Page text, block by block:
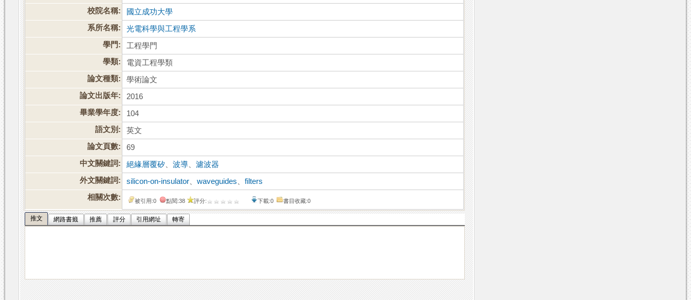
校院名稱:
國立成功大學
系所名稱:
光電科學與工程學系
學門:
工程學門
學類:
電資工程學類
論文種類:
學術論文
論文出版年:
2016
畢業學年度:
104
語文別:
英文
論文頁數:
69
中文關鍵詞:
絕緣層覆矽 、波導 、濾波器
外文關鍵詞:
silicon-on-insulator 、waveguides 、filters
相關次數:
被引用:0 點閱:38 評分: 下載:0 書目收藏:0
推文 網路書籤 推薦 評分 引用網址 轉寄